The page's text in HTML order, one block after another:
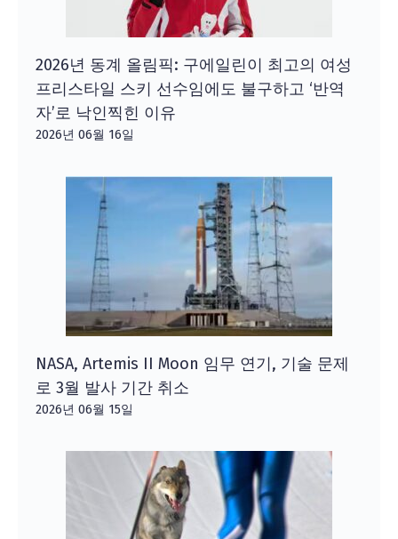
2026년 동계 올림픽: 구에일린이 최고의 여성
프리스타일 스키 선수임에도 불구하고 ‘반역
자’로 낙인찍힌 이유
2026년 06월 16일
NASA, Artemis II Moon 임무 연기, 기술 문제
로 3월 발사 기간 취소
2026년 06월 15일